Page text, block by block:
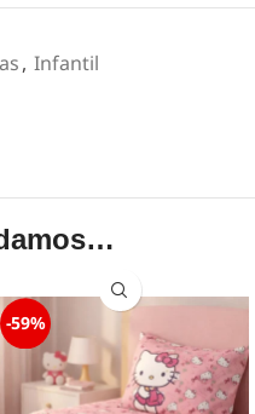
, Infantil
-59%